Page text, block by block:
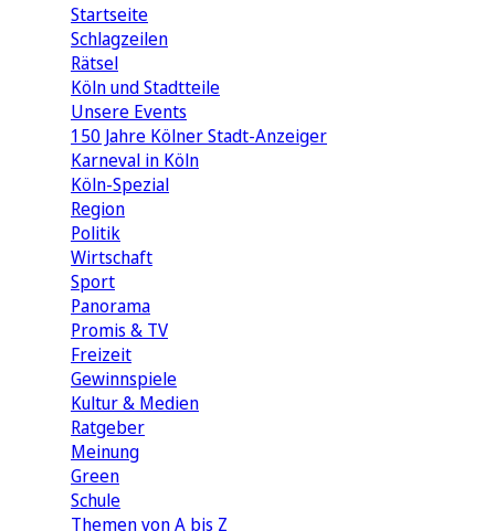
Startseite
Schlagzeilen
Rätsel
Köln und Stadtteile
Unsere Events
150 Jahre Kölner Stadt-Anzeiger
Karneval in Köln
Köln-Spezial
Region
Politik
Wirtschaft
Sport
Panorama
Promis & TV
Freizeit
Gewinnspiele
Kultur & Medien
Ratgeber
Meinung
Green
Schule
Themen von A bis Z